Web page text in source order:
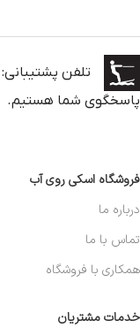
تلفن پشتیبانی: 09203715124
پاسخگوی شما هستیم.
فروشگاه اسکی روی آب
درباره ما
تماس با ما
همکاری با فروشگاه
خدمات مشتریان